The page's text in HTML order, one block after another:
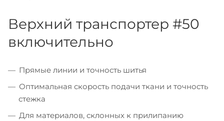
Верхний транспортер #50
включительно
Прямые линии и точность шитья
Оптимальная скорость подачи ткани и точность
стежка
Для материалов, склонных к прилипанию